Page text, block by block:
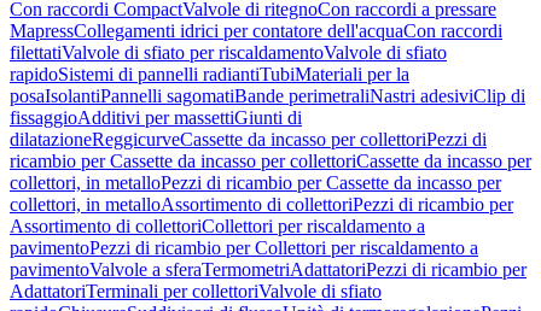
Con raccordi CompactValvole di ritegnoCon raccordi a pressare
MapressCollegamenti idrici per contatore dell'acquaCon raccordi
filettatiValvole di sfiato per riscaldamentoValvole di sfiato
rapidoSistemi di pannelli radiantiTubiMateriali per la
posaIsolantiPannelli sagomatiBande perimetraliNastri adesiviClip di
fissaggioAdditivi per massettiGiunti di
dilatazioneReggicurveCassette da incasso per collettoriPezzi di
ricambio per Cassette da incasso per collettoriCassette da incasso per
collettori, in metalloPezzi di ricambio per Cassette da incasso per
collettori, in metalloAssortimento di collettoriPezzi di ricambio per
Assortimento di collettoriCollettori per riscaldamento a
pavimentoPezzi di ricambio per Collettori per riscaldamento a
pavimentoValvole a sferaTermometriAdattatoriPezzi di ricambio per
AdattatoriTerminali per collettoriValvole di sfiato